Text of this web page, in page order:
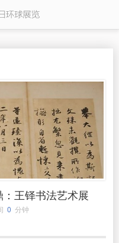
王铎书法艺术展
0 分钟